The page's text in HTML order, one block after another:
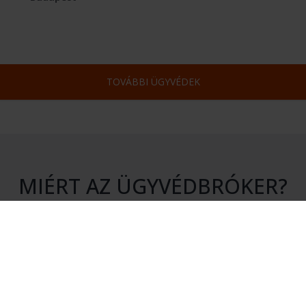
TOVÁBBI ÜGYVÉDEK
MIÉRT AZ ÜGYVÉDBRÓKER?